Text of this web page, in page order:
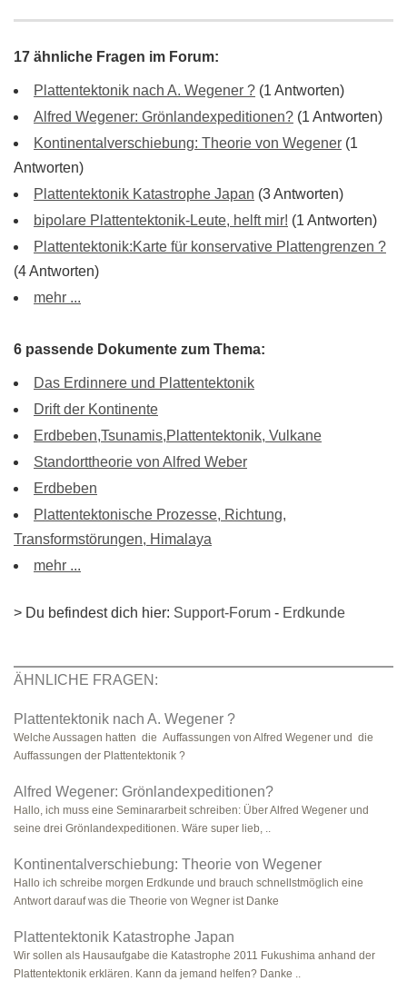
17 ähnliche Fragen im Forum:
Plattentektonik nach A. Wegener ? (1 Antworten)
Alfred Wegener: Grönlandexpeditionen? (1 Antworten)
Kontinentalverschiebung: Theorie von Wegener (1
Antworten)
Plattentektonik Katastrophe Japan (3 Antworten)
bipolare Plattentektonik-Leute, helft mir! (1 Antworten)
Plattentektonik:Karte für konservative Plattengrenzen ?
(4 Antworten)
mehr ...
6 passende Dokumente zum Thema:
Das Erdinnere und Plattentektonik
Drift der Kontinente
Erdbeben,Tsunamis,Plattentektonik, Vulkane
Standorttheorie von Alfred Weber
Erdbeben
Plattentektonische Prozesse, Richtung,
Transformstörungen, Himalaya
mehr ...
> Du befindest dich hier: Support-Forum - Erdkunde
ÄHNLICHE FRAGEN:
Plattentektonik nach A. Wegener ?
Welche Aussagen hatten die Auffassungen von Alfred Wegener und die
Auffassungen der Plattentektonik ?
Alfred Wegener: Grönlandexpeditionen?
Hallo, ich muss eine Seminararbeit schreiben: Über Alfred Wegener und
seine drei Grönlandexpeditionen. Wäre super lieb, ..
Kontinentalverschiebung: Theorie von Wegener
Hallo ich schreibe morgen Erdkunde und brauch schnellstmöglich eine
Antwort darauf was die Theorie von Wegner ist Danke
Plattentektonik Katastrophe Japan
Wir sollen als Hausaufgabe die Katastrophe 2011 Fukushima anhand der
Plattentektonik erklären. Kann da jemand helfen? Danke ..